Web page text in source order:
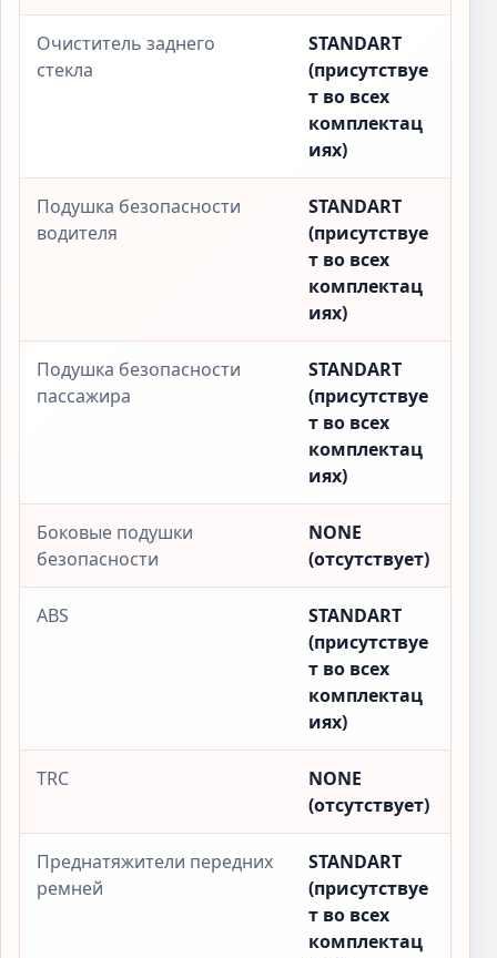
Очиститель заднего
стекла
STANDART
(присутствуе
т во всех
комплектац
иях)
Подушка безопасности
водителя
STANDART
(присутствуе
т во всех
комплектац
иях)
Подушка безопасности
пассажира
STANDART
(присутствуе
т во всех
комплектац
иях)
Боковые подушки
безопасности
NONE
(отсутствует)
ABS
STANDART
(присутствуе
т во всех
комплектац
иях)
TRC
NONE
(отсутствует)
Преднатяжители передних
ремней
STANDART
(присутствуе
т во всех
комплектац